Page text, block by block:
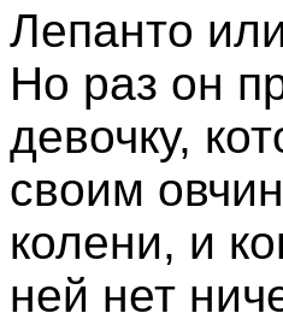
Лепанто
Но раз он
девочку,
своим
колени, и
ней нет